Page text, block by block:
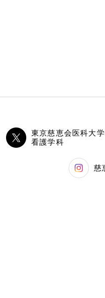
東京慈恵会医科大学
看護学科
慈